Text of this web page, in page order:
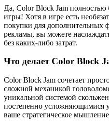
Да, Color Block Jam полностью
игры! Хотя в игре есть
покупки для дополнительных
рекламы, вы можете
без каких-либо затрат.
Что делает Color Block
Color Block Jam сочетает
сложной механикой
уникальной системой
постепенно усложняющимися
ваше стратегическое